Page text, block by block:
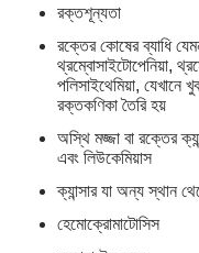
রক্তশূন্যতা
রক্তের কোষের ব্যাধি
থ্রম্বোসাইটোপেনিয়া,
পলিসাইথেমিয়া, যেখানে
রক্তকণিকা তৈরি হয়
অস্থি মজ্জা বা রক্তের
এবং লিউকেমিয়াস
ক্যান্সার যা অন্য স্থান
হেমোক্রোমাটোসিস